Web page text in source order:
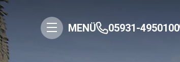
MENÜ 05931-4950100